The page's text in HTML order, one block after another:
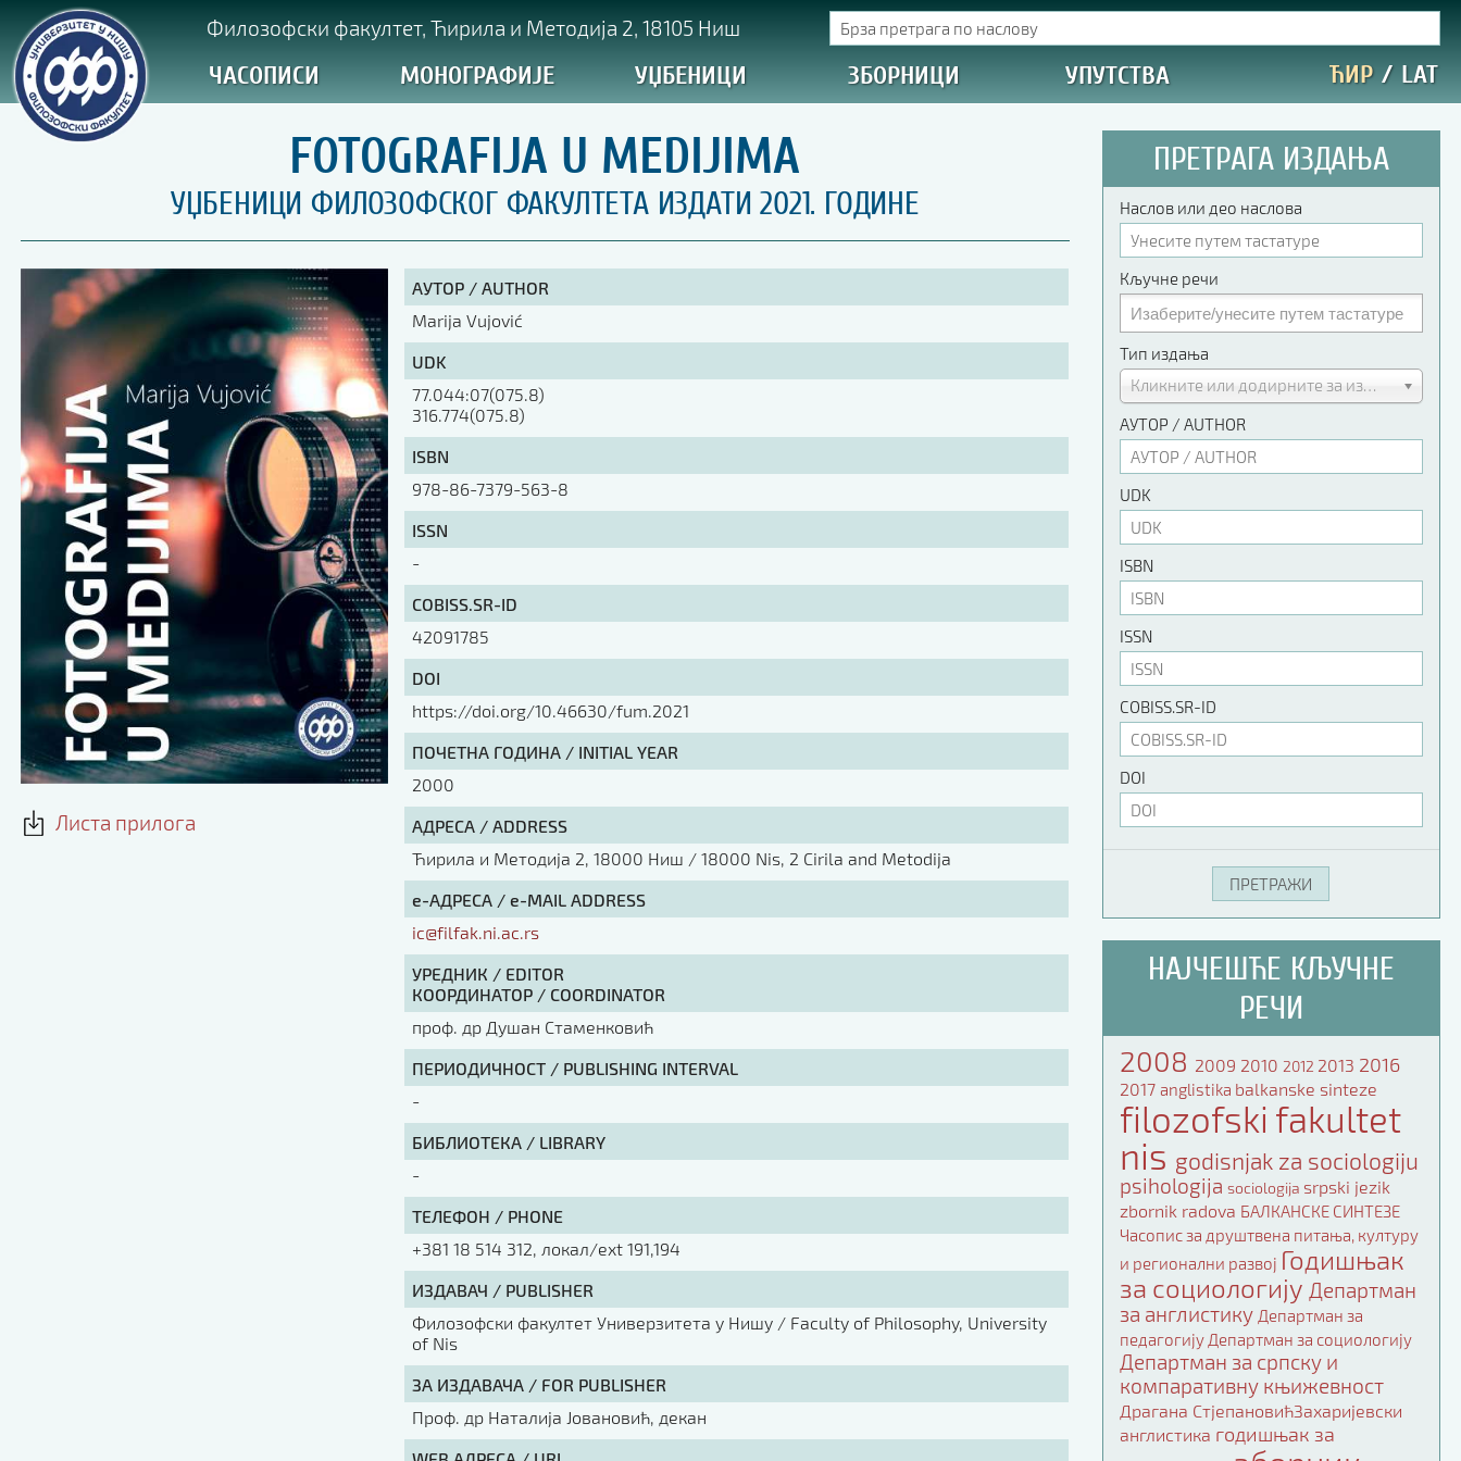
Филозофски факултет, Ћирила и Методија 2, 18105 Ниш
ЧАСОПИСИ МОНОГРАФИЈЕ УЏБЕНИЦИ ЗБОРНИЦИ УПУТСТВА ЋИР / LAT
FOTOGRAFIJA U MEDIJIMA
УЏБЕНИЦИ ФИЛОЗОФСКОГ ФАКУЛТЕТА ИЗДАТИ 2021. ГОДИНЕ
Листа прилога
АУТОР / AUTHOR
Marija Vujović
UDK
77.044:07(075.8)
316.774(075.8)
ISBN
978-86-7379-563-8
ISSN
-
COBISS.SR-ID
42091785
DOI
https://doi.org/10.46630/fum.2021
ПОЧЕТНА ГОДИНА / INITIAL YEAR
2000
АДРЕСА / ADDRESS
Ћирила и Методија 2, 18000 Ниш / 18000 Nis, 2 Cirila and Metodija
е-АДРЕСА / e-MAIL ADDRESS
ic@filfak.ni.ac.rs
УРЕДНИК / EDITOR
КООРДИНАТОР / COORDINATOR
проф. др Душан Стаменковић
ПЕРИОДИЧНОСТ / PUBLISHING INTERVAL
-
БИБЛИОТЕКА / LIBRARY
-
ТЕЛЕФОН / PHONE
+381 18 514 312, локал/ext 191,194
ИЗДАВАЧ / PUBLISHER
Филозофски факултет Универзитета у Нишу / Faculty of Philosophy, University
of Nis
ЗА ИЗДАВАЧА / FOR PUBLISHER
Проф. др Наталија Јовановић, декан
ПРЕТРАГА ИЗДАЊА
Наслов или део наслова
Кључне речи
Тип издања
Кликните или додирните за избор
АУТОР / AUTHOR
UDK
ISBN
ISSN
COBISS.SR-ID
DOI
НАЈЧЕШЋЕ КЉУЧНЕ
РЕЧИ
2008 2009 2010 2012 2013 2016
2017 anglistika balkanske sinteze
filozofski fakultet
nis godisnjak za sociologiju
psihologija sociologija srpski jezik
zbornik radova БАЛКАНСКЕ СИНТЕЗЕ
Часопис за друштвена питања, културу
и регионални развој Годишњак
за социологију Департман
за англистику Департман за
педагогију Департман за социологију
Департман за српску и
компаративну књижевност
Драгана СтјепановићЗахаријевски
англистика годишњак за